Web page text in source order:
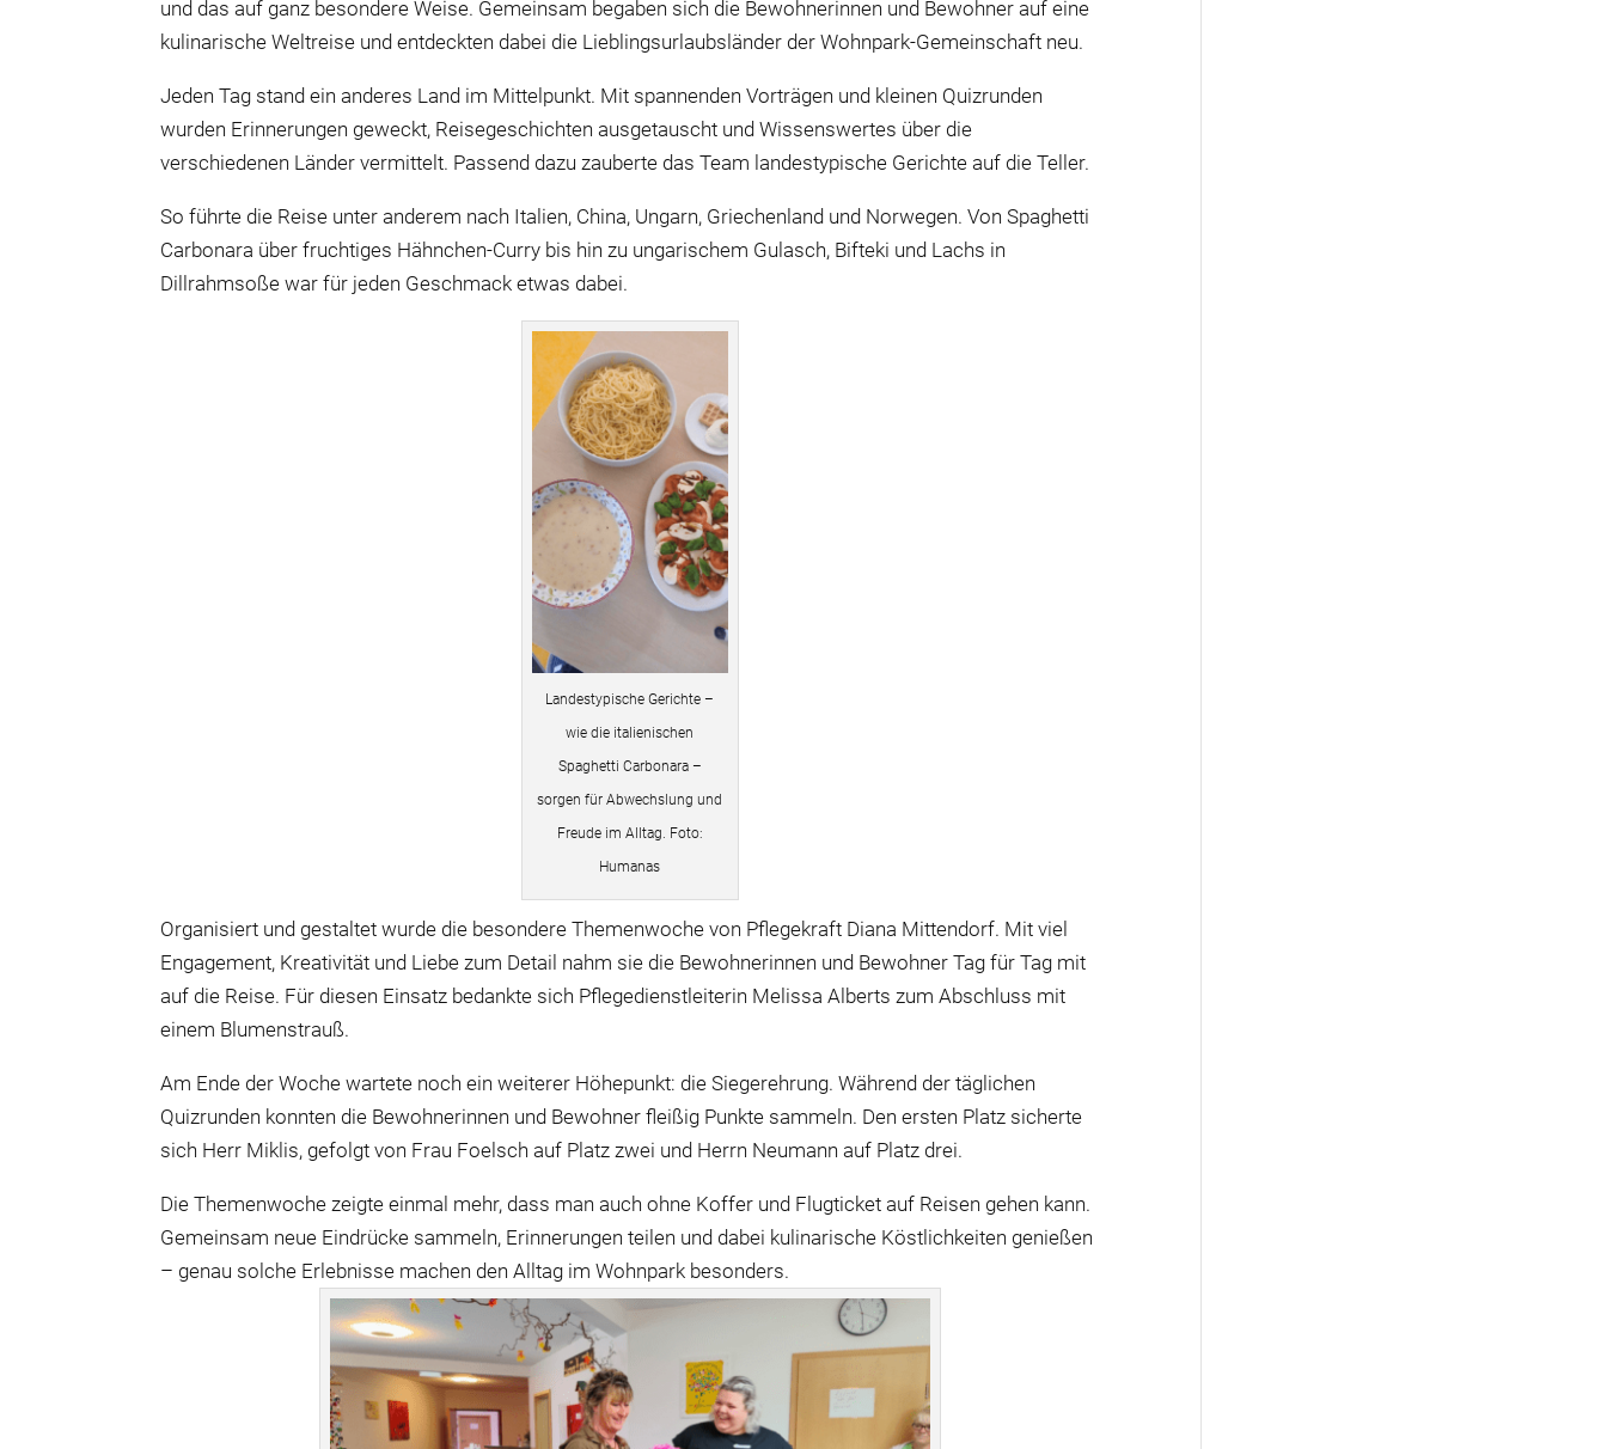
und das auf ganz besondere Weise. Gemeinsam begaben sich die Bewohnerinnen und Bewohner auf eine
kulinarische Weltreise und entdeckten dabei die Lieblingsurlaubsländer der Wohnpark-Gemeinschaft neu.
Jeden Tag stand ein anderes Land im Mittelpunkt. Mit spannenden Vorträgen und kleinen Quizrunden
wurden Erinnerungen geweckt, Reisegeschichten ausgetauscht und Wissenswertes über die
verschiedenen Länder vermittelt. Passend dazu zauberte das Team landestypische Gerichte auf die Teller.
So führte die Reise unter anderem nach Italien, China, Ungarn, Griechenland und Norwegen. Von Spaghetti
Carbonara über fruchtiges Hähnchen-Curry bis hin zu ungarischem Gulasch, Bifteki und Lachs in
Dillrahmsoße war für jeden Geschmack etwas dabei.
Landestypische Gerichte –
wie die italienischen
Spaghetti Carbonara –
sorgen für Abwechslung und
Freude im Alltag. Foto:
Humanas
Organisiert und gestaltet wurde die besondere Themenwoche von Pflegekraft Diana Mittendorf. Mit viel
Engagement, Kreativität und Liebe zum Detail nahm sie die Bewohnerinnen und Bewohner Tag für Tag mit
auf die Reise. Für diesen Einsatz bedankte sich Pflegedienstleiterin Melissa Alberts zum Abschluss mit
einem Blumenstrauß.
Am Ende der Woche wartete noch ein weiterer Höhepunkt: die Siegerehrung. Während der täglichen
Quizrunden konnten die Bewohnerinnen und Bewohner fleißig Punkte sammeln. Den ersten Platz sicherte
sich Herr Miklis, gefolgt von Frau Foelsch auf Platz zwei und Herrn Neumann auf Platz drei.
Die Themenwoche zeigte einmal mehr, dass man auch ohne Koffer und Flugticket auf Reisen gehen kann.
Gemeinsam neue Eindrücke sammeln, Erinnerungen teilen und dabei kulinarische Köstlichkeiten genießen
– genau solche Erlebnisse machen den Alltag im Wohnpark besonders.